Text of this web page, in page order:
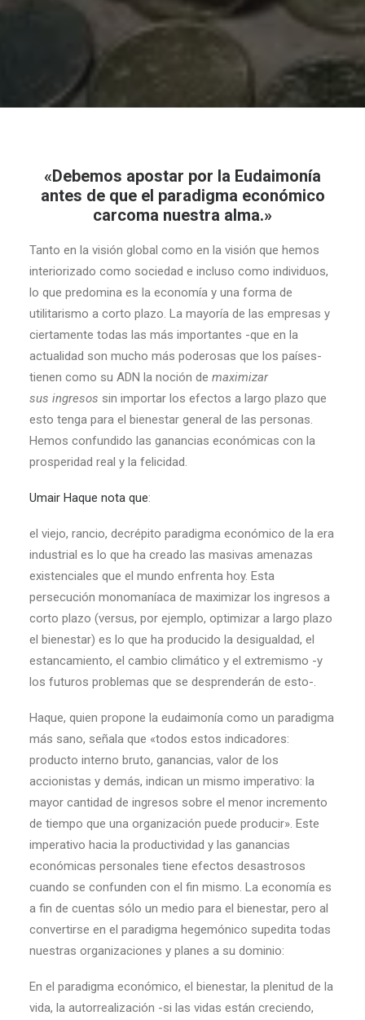
«Debemos apostar por la Eudaimonía
antes de que el paradigma económico
carcoma nuestra alma.»
Tanto en la visión global como en la visión que hemos
interiorizado como sociedad e incluso como individuos,
lo que predomina es la economía y una forma de
utilitarismo a corto plazo. La mayoría de las empresas y
ciertamente todas las más importantes -que en la
actualidad son mucho más poderosas que los países-
tienen como su ADN la noción de maximizar
sus ingresos sin importar los efectos a largo plazo que
esto tenga para el bienestar general de las personas.
Hemos confundido las ganancias económicas con la
prosperidad real y la felicidad.
Umair Haque nota que:
el viejo, rancio, decrépito paradigma económico de la era
industrial es lo que ha creado las masivas amenazas
existenciales que el mundo enfrenta hoy. Esta
persecución monomaníaca de maximizar los ingresos a
corto plazo (versus, por ejemplo, optimizar a largo plazo
el bienestar) es lo que ha producido la desigualdad, el
estancamiento, el cambio climático y el extremismo -y
los futuros problemas que se desprenderán de esto-.
Haque, quien propone la eudaimonía como un paradigma
más sano, señala que «todos estos indicadores:
producto interno bruto, ganancias, valor de los
accionistas y demás, indican un mismo imperativo: la
mayor cantidad de ingresos sobre el menor incremento
de tiempo que una organización puede producir». Este
imperativo hacia la productividad y las ganancias
económicas personales tiene efectos desastrosos
cuando se confunden con el fin mismo. La economía es
a fin de cuentas sólo un medio para el bienestar, pero al
convertirse en el paradigma hegemónico supedita todas
nuestras organizaciones y planes a su dominio:
En el paradigma económico, el bienestar, la plenitud de la
vida, la autorrealización -si las vidas están creciendo,